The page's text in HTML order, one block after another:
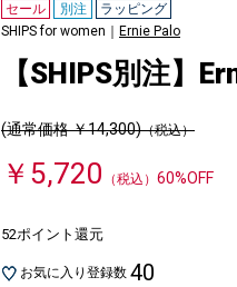
セール 別注
ラッピング
SHIPS for women｜
Ernie Palo
【SHIPS別注】
(通常価格 ￥14,300)（税込）
￥5,720 （税込） 60%OFF
52ポイント還元
お気に入り登録数 40